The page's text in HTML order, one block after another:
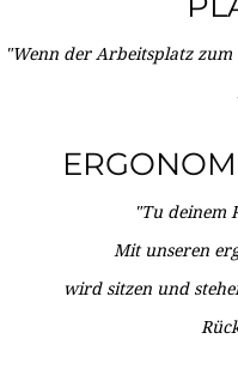
"Wenn der Arbeitsplatz
"Tu deinem
Mit unseren
wird sitzen und